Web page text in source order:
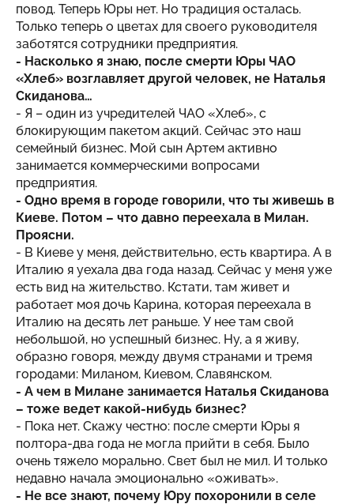
повод. Теперь Юры нет. Но традиция осталась.
Только теперь о цветах для своего руководителя
заботятся сотрудники предприятия.
- Насколько я знаю, после смерти Юры ЧАО
«Хлеб» возглавляет другой человек, не Наталья
Скиданова…
- Я – один из учредителей ЧАО «Хлеб», с
блокирующим пакетом акций. Сейчас это наш
семейный бизнес. Мой сын Артем активно
занимается коммерческими вопросами
предприятия.
- Одно время в городе говорили, что ты живешь в
Киеве. Потом – что давно переехала в Милан.
Проясни.
- В Киеве у меня, действительно, есть квартира. А в
Италию я уехала два года назад. Сейчас у меня уже
есть вид на жительство. Кстати, там живет и
работает моя дочь Карина, которая переехала в
Италию на десять лет раньше. У нее там свой
небольшой, но успешный бизнес. Ну, а я живу,
образно говоря, между двумя странами и тремя
городами: Миланом, Киевом, Славянском.
- А чем в Милане занимается Наталья Скиданова
– тоже ведет какой-нибудь бизнес?
- Пока нет. Скажу честно: после смерти Юры я
полтора-два года не могла прийти в себя. Было
очень тяжело морально. Свет был не мил. И только
недавно начала эмоционально «оживать».
- Не все знают, почему Юру похоронили в селе